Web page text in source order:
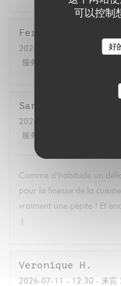
可以控制
好
Fernando
2026-07-11
- 12:30 - 来宾
服务
Sandrine
2026-07-11
服务
Comme d’habitude un
pour la finesse de la
vraiment une pépite ! Et
:)
Veronique H
2026-07-11 - 12:30 - 来宾